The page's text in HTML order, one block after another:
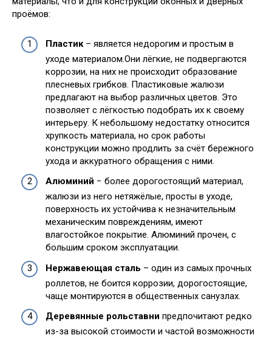
проёмов:
Пластик– является недорогим и простым в
уходе материалом.Они лёгкие, не подвергаются
коррозии, на них не происходит образование
плесневых грибков. Пластиковые жалюзи
предлагают на выбор различных цветов. Это
позволяет с лёгкостью подобрать их к своему
интерьеру. К небольшому недостатку относится
хрупкость материала, но срок работы
конструкции можно продлить за счёт бережного
ухода и аккуратного обращения с ними.
Алюминий − более дорогостоящий материал,
жалюзи из него нетяжёлые, просты в уходе,
поверхность их устойчива к незначительным
механическим повреждениям, имеют
влагостойкое покрытие. Алюминий прочен, с
большим сроком эксплуатации.
Нержавеющая сталь – один из самых прочных
роллетов, не боится коррозии, дорогостоящие,
чаще монтируются в общественных санузлах.
Деревянные рольставни предпочитают редко
из-за высокой стоимости и частой возможности